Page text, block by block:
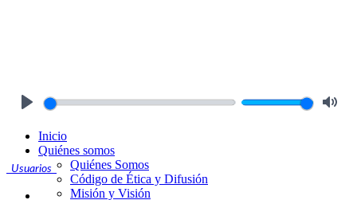
Usuarios
Inicio
Quiénes somos
Quiénes Somos
Código de Ética y Difusión
Misión y Visión